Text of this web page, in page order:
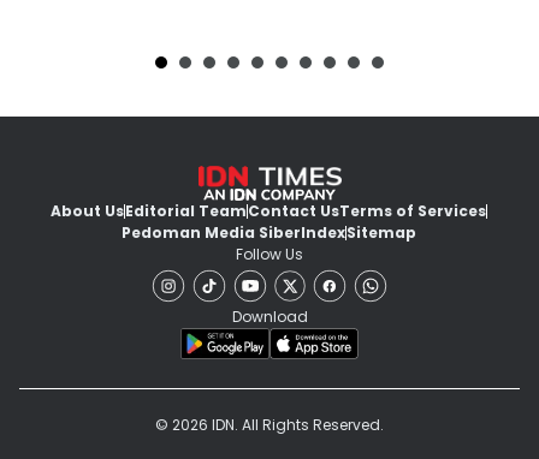
About UsEditorial TeamContact UsTerms of Services
Pedoman Media SiberIndexSitemap
Follow Us
Download
© 2026 IDN. All Rights Reserved.